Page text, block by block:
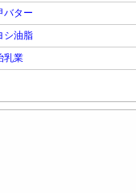
バター
シ油脂
乳業